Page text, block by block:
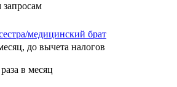
медицинский брат
до вычета налогов
в месяц